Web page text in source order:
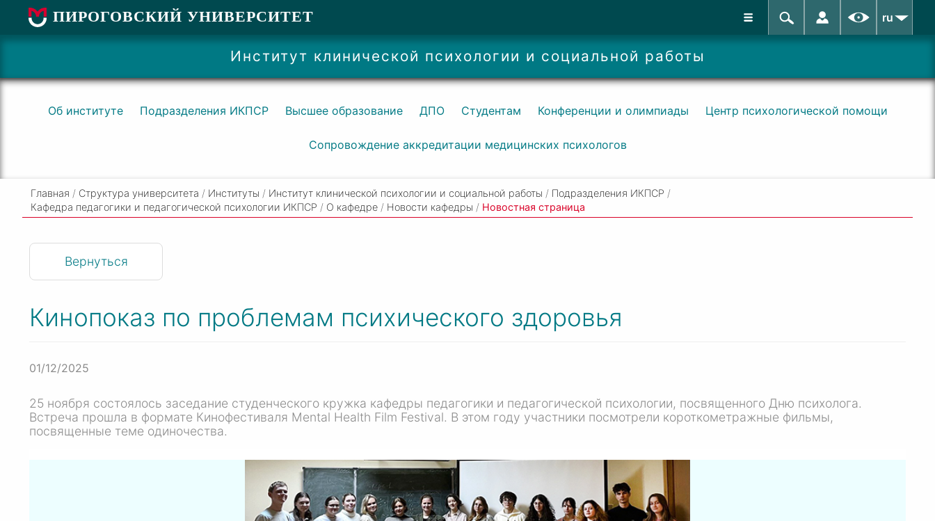
ПИРОГОВСКИЙ УНИВЕРСИТЕТ ru
Институт клинической психологии и социальной работы
Об институте Подразделения ИКПСР Высшее образование ДПО Студентам Конференции и олимпиады Центр психологической помощи
Сопровождение аккредитации медицинских психологов
Главная / Структура университета / Институты / Институт клинической психологии и социальной работы / Подразделения ИКПСР /
Кафедра педагогики и педагогической психологии ИКПСР / О кафедре / Новости кафедры / Новостная страница
Кинопоказ по проблемам психического здоровья
01/12/2025
25 ноября состоялось заседание студенческого кружка кафедры педагогики и педагогической психологии, посвященного Дню психолога.
Встреча прошла в формате Кинофестиваля Mental Health Film Festival. В этом году участники посмотрели короткометражные фильмы,
посвященные теме одиночества.
Вернуться